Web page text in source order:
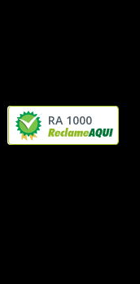
RA 1000